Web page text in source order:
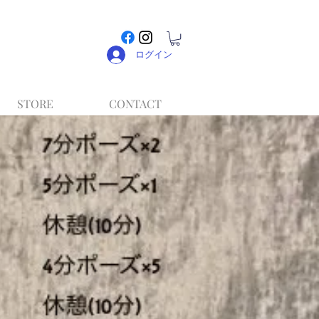
ログイン
STORE CONTACT